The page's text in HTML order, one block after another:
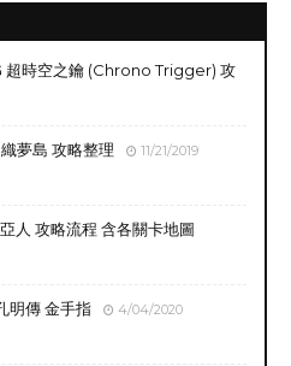
超時空之鑰 (Chrono Trigger) 攻
夢島 攻略整理 11/21/2019
人 攻略流程 含各關卡地圖
明傳 金手指 4/04/2020